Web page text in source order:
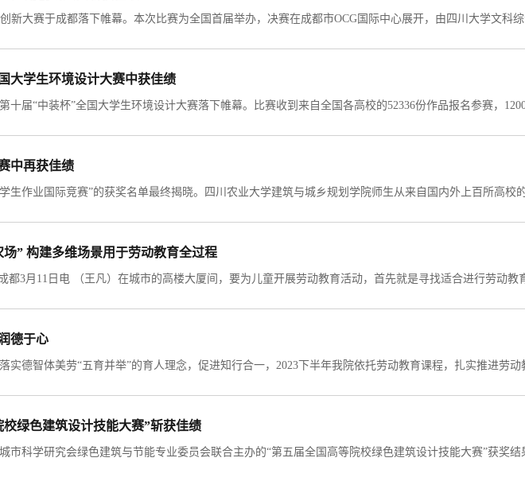
大学生环境设计大赛中获佳绩
中再获佳绩
场” 构建多维场景用于劳动教育全过程
德于心
绿色建筑设计技能大赛”斩获佳绩